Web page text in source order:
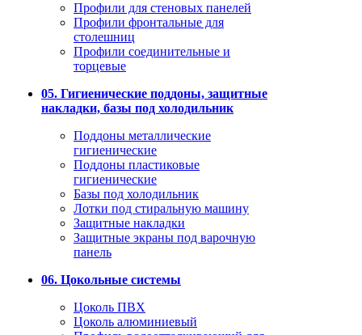
Профили для стеновых панелей
Профили фронтальные для
столешниц
Профили соединительные и
торцевые
05. Гигиенические поддоны, защитные
накладки, базы под холодильник
Поддоны металлические
гигиенические
Поддоны пластиковые
гигиенические
Базы под холодильник
Лотки под стиральную машину
Защитные накладки
Защитные экраны под варочную
панель
06. Цокольные системы
Цоколь ПВХ
Цоколь алюминиевый